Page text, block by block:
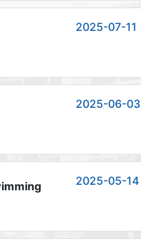
2025-07-11
2025-06-03
2025-05-14